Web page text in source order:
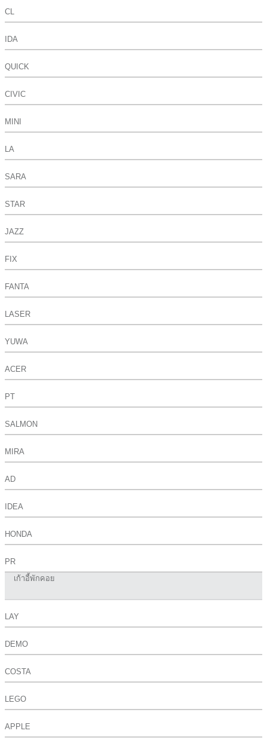
CL
IDA
QUICK
CIVIC
MINI
LA
SARA
STAR
JAZZ
FIX
FANTA
LASER
YUWA
ACER
PT
SALMON
MIRA
AD
IDEA
HONDA
PR
เก้าอี้พักคอย
LAY
DEMO
COSTA
LEGO
APPLE